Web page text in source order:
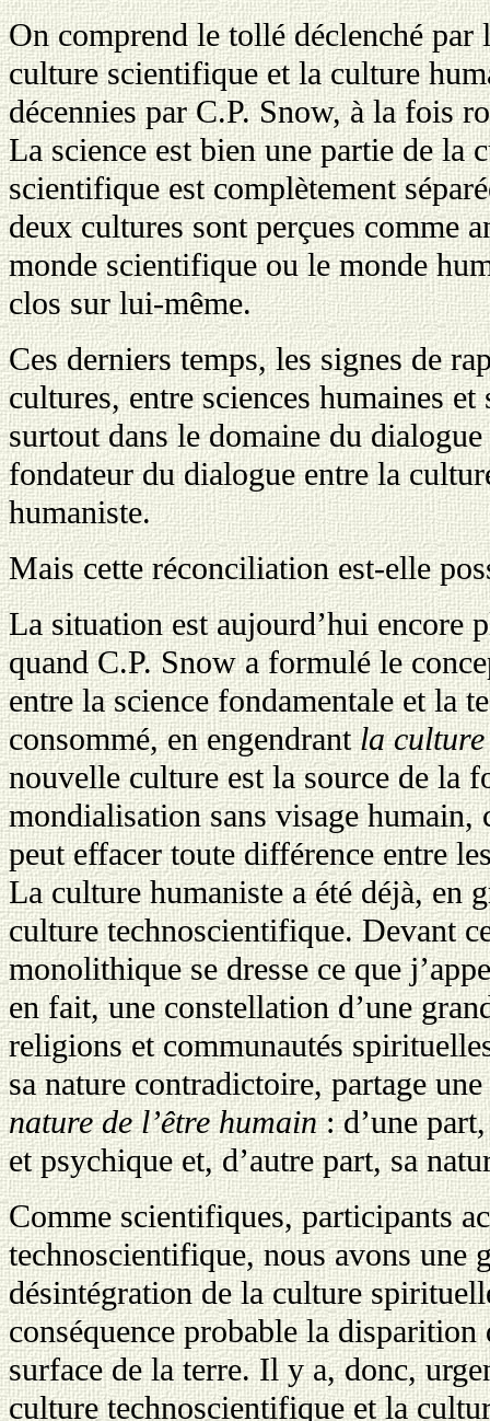
On comprend le tollé déclenché par
culture scientifique et la culture
décennies par C.P. Snow, à la fois
La science est bien une partie de la
scientifique est complètement
deux cultures sont perçues comme
monde scientifique ou le monde
clos sur lui-même.
Ces derniers temps, les signes de
cultures, entre sciences humaines
surtout dans le domaine du
fondateur du dialogue entre la
humaniste.
Mais cette réconciliation est-elle
La situation est aujourd’hui encore
quand C.P. Snow a formulé le
entre la science fondamentale et la
consommé, en engendrantla
nouvelle culture est la source de la
mondialisation sans visage humain,
peut effacer toute différence entre
La culture humaniste a été déjà, en
culture technoscientifique. Devant
monolithique se dresse ce que
en fait, une constellation d’une
religions et communautés
sa nature contradictoire, partage
nature de l’être humain:d’une
et psychique et, d’autre part, sa
Comme scientifiques, participants
technoscientifique, nous avons une
désintégration de la culture
conséquence probable la disparition
surface de la terre. Il y a, donc,
culture technoscientifique et la